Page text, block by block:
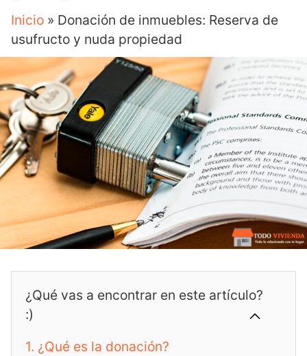
Inicio » Donación de inmuebles: Reserva de
usufructo y nuda propiedad
¿Qué vas a encontrar en este artículo?
:)
1. ¿Qué es la donación?